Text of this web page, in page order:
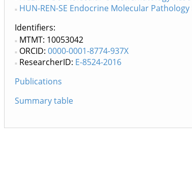
HUN-REN-SE Endocrine Molecular
Identifiers
MTMT: 10053042
ORCID: 0000-0001-8774-937X
ResearcherID: E-8524-2016
Publications
Summary table